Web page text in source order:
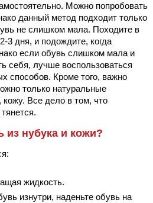
Можно попробовать
данный метод подходит только
не слишком мала. Походите в
3 дня, и подождите, когда
если обувь слишком мала и
себя, лучше воспользоваться
способов. Кроме того, важно
только натуральные
Все дело в том, что
из нубука и кожи?
жидкость.
изнутри, наденьте обувь на